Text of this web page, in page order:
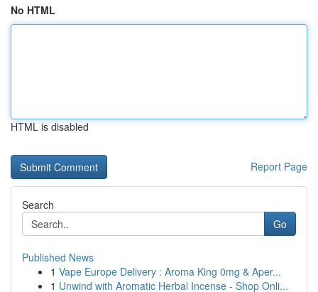
No HTML
HTML is disabled
Report Page
Search
Go
Published News
1 Vape Europe Delivery : Aroma King 0mg & Aper...
1 Unwind with Aromatic Herbal Incense - Shop Onli...